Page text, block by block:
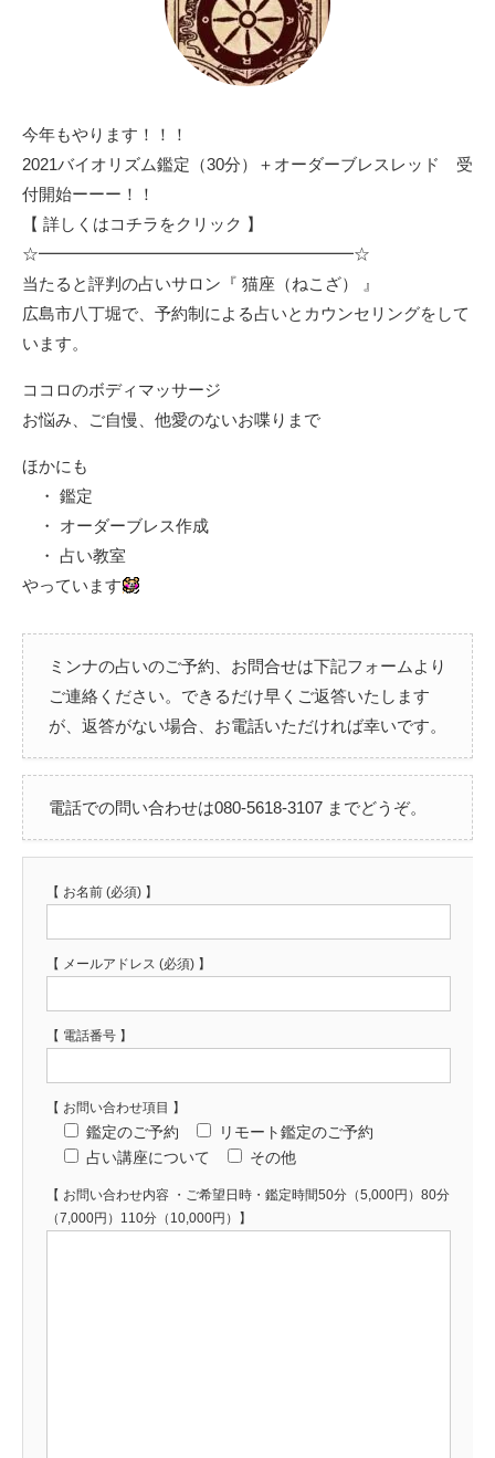
今年もやります！！！
2021バイオリズム鑑定（30分）＋オーダーブレスレッド 受
付開始ーーー！！
【 詳しくはコチラをクリック 】
☆━━━━━━━━━━━━━━━━━━━☆
当たると評判の占いサロン『 猫座（ねこざ） 』
広島市八丁堀で、予約制による占いとカウンセリングをして
います。
ココロのボディマッサージ
お悩み、ご自慢、他愛のないお喋りまで
ほかにも
・ 鑑定
・ オーダーブレス作成
・ 占い教室
やっています
ミンナの占いのご予約、お問合せは下記フォームより
ご連絡ください。できるだけ早くご返答いたします
が、返答がない場合、お電話いただければ幸いです。
電話での問い合わせは080-5618-3107 までどうぞ。
【 お名前 (必須) 】
【 メールアドレス (必須) 】
【 電話番号 】
【 お問い合わせ項目 】
鑑定のご予約
リモート鑑定のご予約
占い講座について
その他
【 お問い合わせ内容 ・ご希望日時・鑑定時間50分（5,000円）80分
（7,000円）110分（10,000円）】